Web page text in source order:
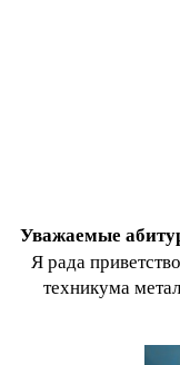
Уважаемые
Я рада
техникума